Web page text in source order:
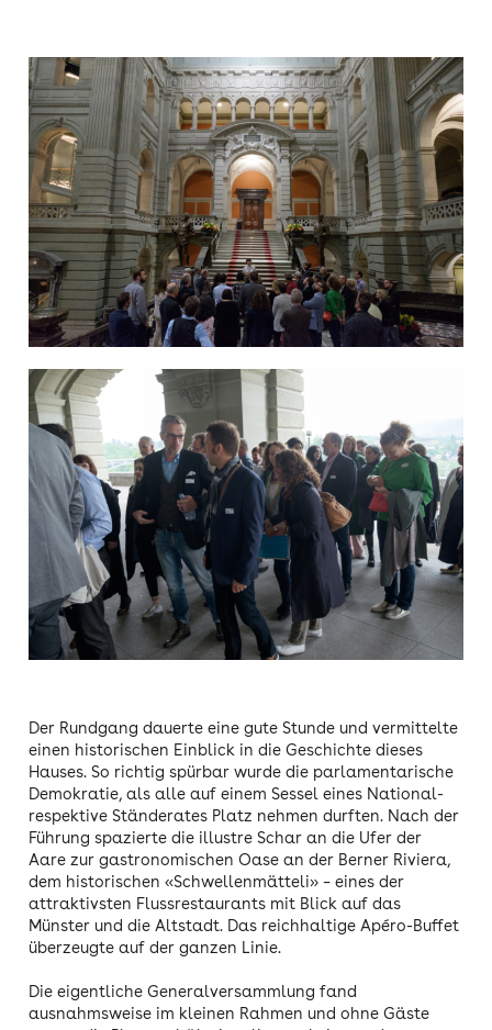
Der Rundgang dauerte eine gute Stunde und vermittelte
einen historischen Einblick in die Geschichte dieses
Hauses. So richtig spürbar wurde die parlamentarische
Demokratie, als alle auf einem Sessel eines National-
respektive Ständerates Platz nehmen durften. Nach der
Führung spazierte die illustre Schar an die Ufer der
Aare zur gastronomischen Oase an der Berner Riviera,
dem historischen «Schwellenmätteli» – eines der
attraktivsten Flussrestaurants mit Blick auf das
Münster und die Altstadt. Das reichhaltige Apéro-Buffet
überzeugte auf der ganzen Linie.
Die eigentliche Generalversammlung fand
ausnahmsweise im kleinen Rahmen und ohne Gäste